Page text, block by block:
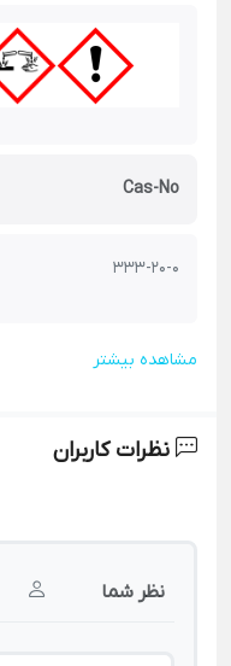
Cas-No
333-20-0
مشاهده بیشتر
نظرات کاربران
نظر شما